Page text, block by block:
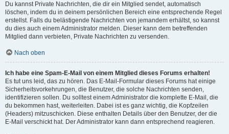
Du kannst Private Nachrichten, die dir ein Mitglied sendet, automatisch
löschen, indem du in deinem persönlichen Bereich eine entsprechende Regel
erstellst. Falls du belästigende Nachrichten von jemandem erhältst, so kannst
du dies auch einem Administrator melden. Dieser kann dem betreffenden
Mitglied dann verbieten, Private Nachrichten zu versenden.
Nach oben
Ich habe eine Spam-E-Mail von einem Mitglied dieses Forums erhalten!
Es tut uns leid, das zu hören. Das E-Mail-Formular dieses Forums hat einige
Sicherheitsvorkehrungen, die Benutzer, die solche Nachrichten senden,
identifizieren sollen. Du solltest einem Administrator die komplette E-Mail, die
du bekommen hast, weiterleiten. Dabei ist es ganz wichtig, die Kopfzeilen
(Headers) mitzuschicken. Diese enthalten Details über den Benutzer, der die
E-Mail verschickt hat. Der Administrator kann dann entsprechend reagieren.